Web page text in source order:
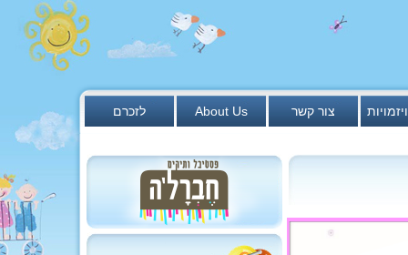
לזכרם About Us צור קשר